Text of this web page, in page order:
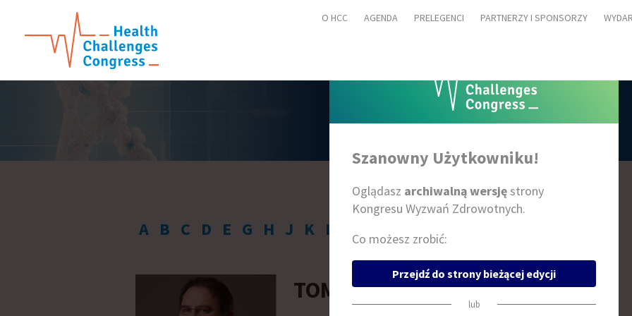
O HCC AGENDA PRELEGENCI PARTNERZY I SPONSORZY
PRELEGENCI
A B C D E G H J K L N P
TOMASZ SZCZEPAŃSKI
Szanowny Użytkowniku!
Oglądasz archiwalną wersjęstrony
Kongresu Wyzwań Zdrowotnych.
Co możesz zrobić:
Przejdź do strony bieżącej edycji
lub